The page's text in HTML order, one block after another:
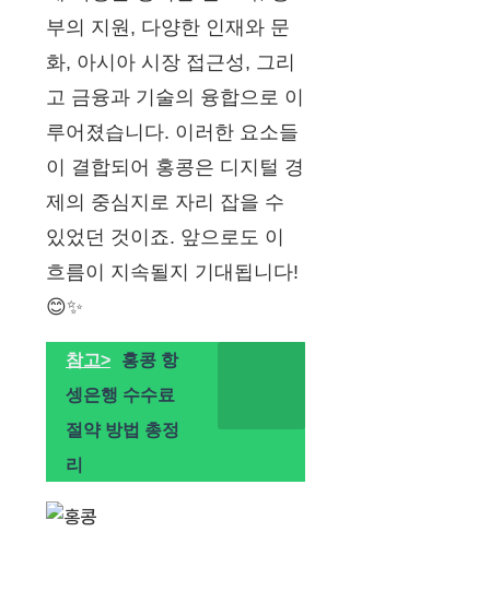
부의 지원, 다양한 인재와 문
화, 아시아 시장 접근성, 그리
고 금융과 기술의 융합으로 이
루어졌습니다. 이러한 요소들
이 결합되어 홍콩은 디지털 경
제의 중심지로 자리 잡을 수
있었던 것이죠. 앞으로도 이
흐름이 지속될지 기대됩니다!
😊✨
참고>
홍콩 항
셍은행 수수료
절약 방법 총정
리